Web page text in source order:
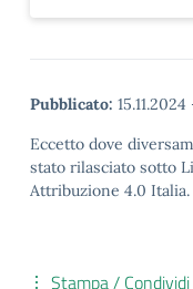
Pubblicato: 15.11.2024
Eccetto dove
stato rilasciato sotto
Attribuzione 4.0 Italia.
Stampa / Condividi